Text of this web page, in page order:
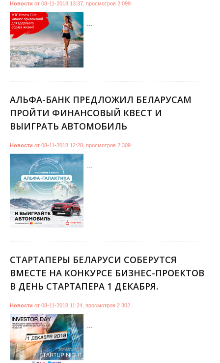
Новости от 08-11-2018 13:37 просмотров 2 099
АЛЬФА-БАНК ПРЕДЛОЖИЛ БЕЛАРУСАМ
ПРОЙТИ ФИНАНСОВЫЙ КВЕСТ И
ВЫИГРАТЬ АВТОМОБИЛЬ
Новости от 08-11-2018 12:28 просмотров 2 309
СТАРТАПЕРЫ БЕЛАРУСИ СОБЕРУТСЯ
ВМЕСТЕ НА КОНКУРСЕ БИЗНЕС-ПРОЕКТОВ
В ДЕНЬ СТАРТАПЕРА 1 ДЕКАБРЯ.
Новости от 08-11-2018 11:24 просмотров 2 302